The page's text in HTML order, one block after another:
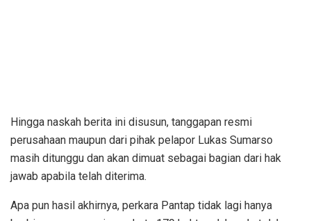
Hingga naskah berita ini disusun, tanggapan resmi
perusahaan maupun dari pihak pelapor Lukas Sumarso
masih ditunggu dan akan dimuat sebagai bagian dari hak
jawab apabila telah diterima.
Apa pun hasil akhirnya, perkara Pantap tidak lagi hanya